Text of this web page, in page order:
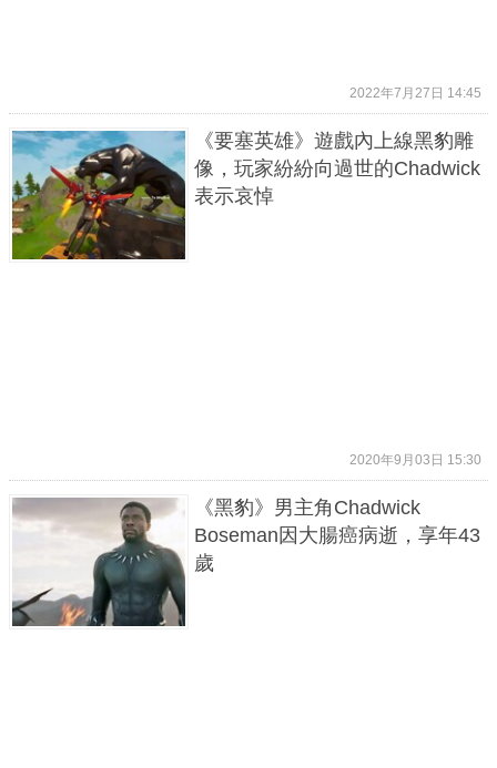
2022年7月27日 14:45
《要塞英雄》遊戲內上線黑豹雕
像，玩家紛紛向過世的Chadwick
表示哀悼
2020年9月03日 15:30
《黑豹》男主角Chadwick
Boseman因大腸癌病逝，享年43
歲